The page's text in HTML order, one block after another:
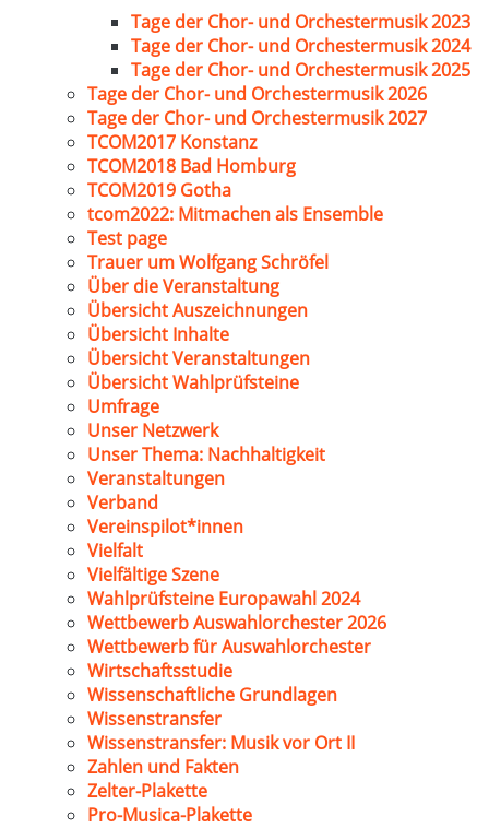
Tage der Chor- und Orchestermusik 2023
Tage der Chor- und Orchestermusik 2024
Tage der Chor- und Orchestermusik 2025
Tage der Chor- und Orchestermusik 2026
Tage der Chor- und Orchestermusik 2027
TCOM2017 Konstanz
TCOM2018 Bad Homburg
TCOM2019 Gotha
tcom2022: Mitmachen als Ensemble
Test page
Trauer um Wolfgang Schröfel
Über die Veranstaltung
Übersicht Auszeichnungen
Übersicht Inhalte
Übersicht Veranstaltungen
Übersicht Wahlprüfsteine
Umfrage
Unser Netzwerk
Unser Thema: Nachhaltigkeit
Veranstaltungen
Verband
Vereinspilot*innen
Vielfalt
Vielfältige Szene
Wahlprüfsteine Europawahl 2024
Wettbewerb Auswahlorchester 2026
Wettbewerb für Auswahlorchester
Wirtschaftsstudie
Wissenschaftliche Grundlagen
Wissenstransfer
Wissenstransfer: Musik vor Ort II
Zahlen und Fakten
Zelter-Plakette
Pro-Musica-Plakette